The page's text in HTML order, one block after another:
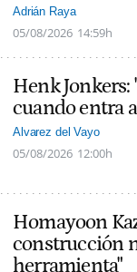
Adrián Raya
05/08/2026 14:59h
Henk
cuando entra
Alvarez del Vayo
05/08/2026 12:00h
Homayoon
construcción
herramienta"